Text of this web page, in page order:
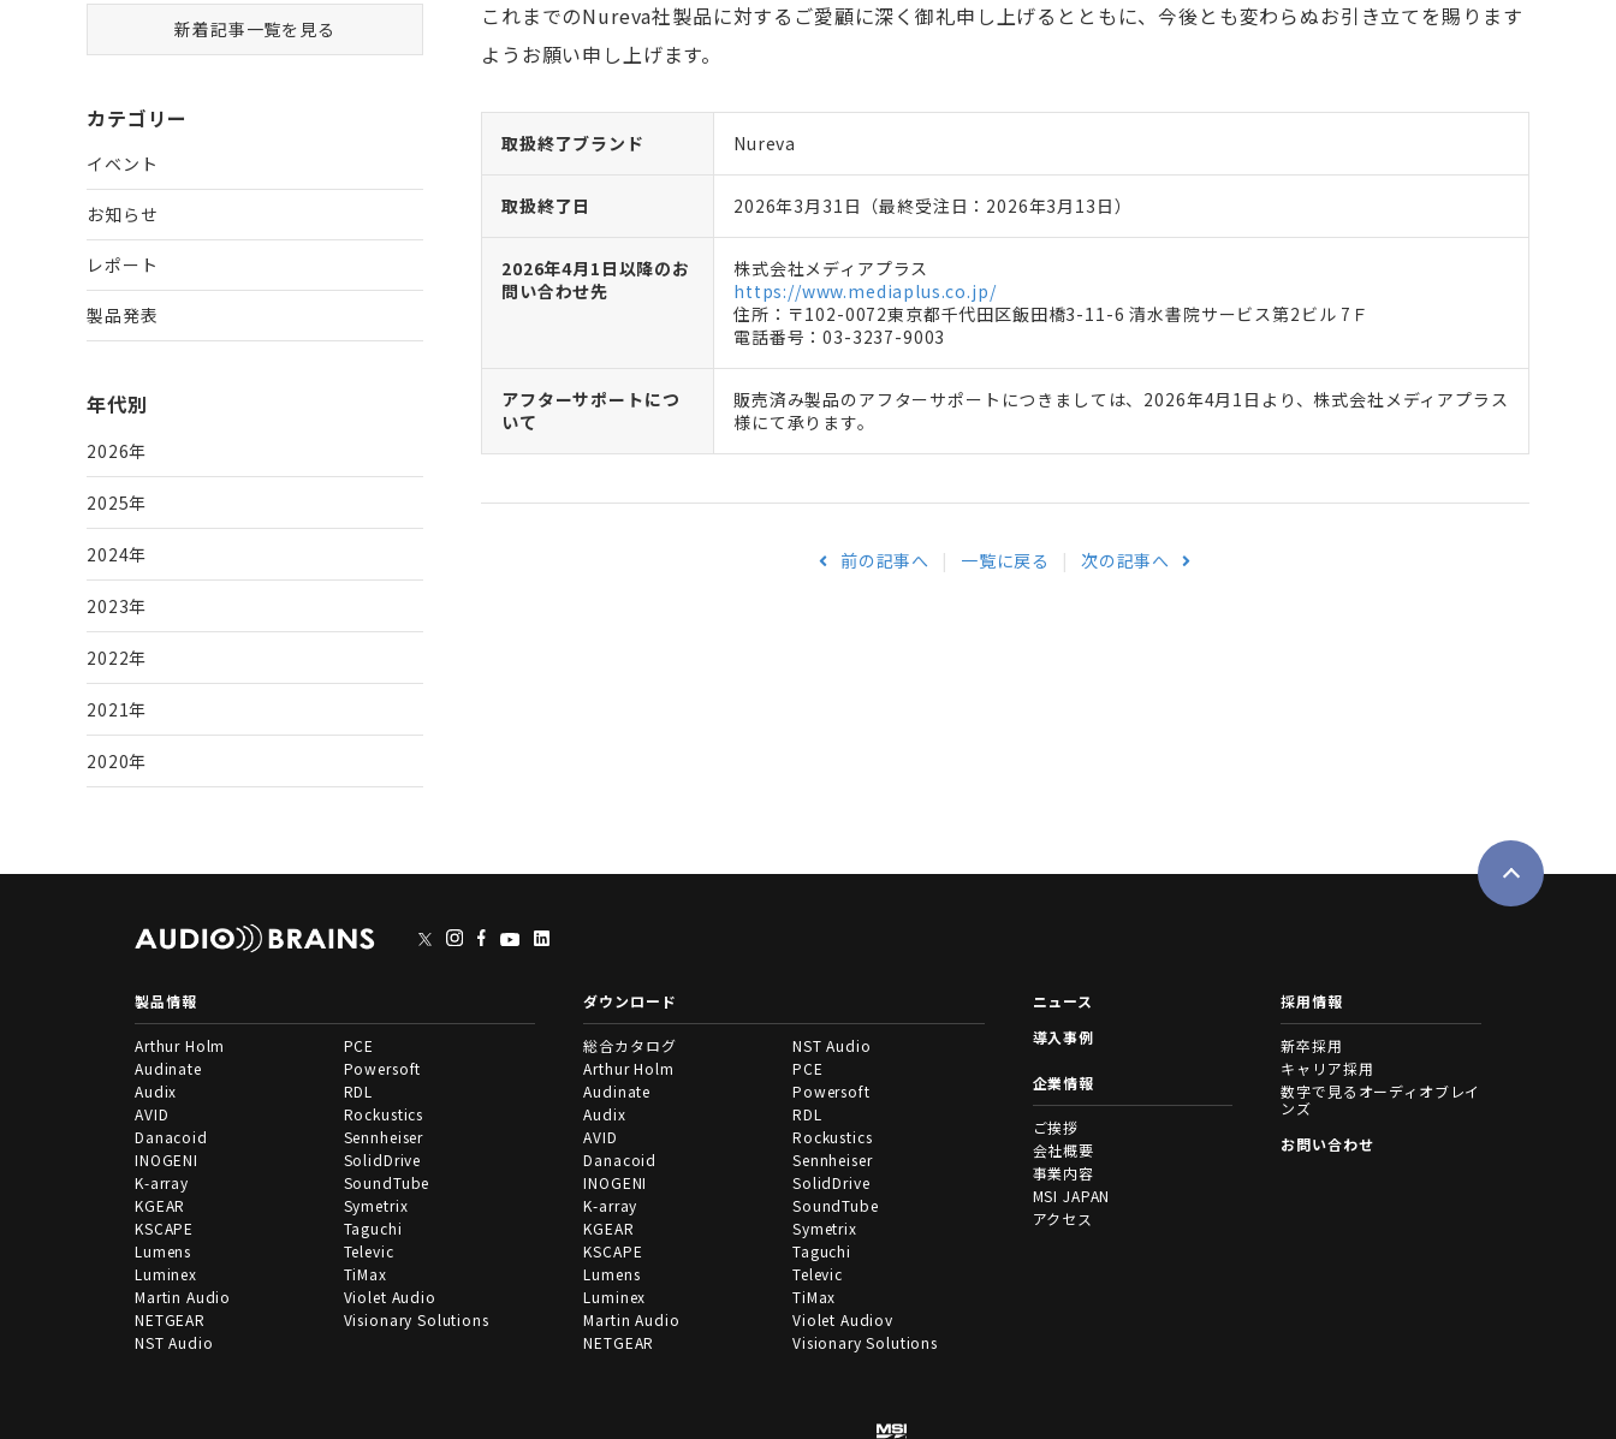
新着記事一覧を見る
カテゴリー
イベント
お知らせ
レポート
製品発表
年代別
2026年
2025年
2024年
2023年
2022年
2021年
2020年
これまでのNureva社製品に対するご愛顧に深く御礼申し上げるとともに、今後とも変わらぬお引き立てを賜ります
ようお願い申し上げます。
取扱終了ブランド Nureva
取扱終了日 2026年3月31日（最終受注日：2026年3月13日）
2026年4月1日以降のお
問い合わせ先
株式会社メディアプラス
https://www.mediaplus.co.jp/
住所：〒102-0072東京都千代田区飯田橋3-11-6 清水書院サービス第2ビル 7Ｆ
電話番号：03-3237-9003
アフターサポートにつ
いて
販売済み製品のアフターサポートにつきましては、2026年4月1日より、株式会社メディアプラス
様にて承ります。
前の記事へ 一覧に戻る 次の記事へ
製品情報
Arthur Holm
Audinate
Audix
AVID
Danacoid
INOGENI
K-array
KGEAR
KSCAPE
Lumens
Luminex
Martin Audio
NETGEAR
NST Audio
PCE
Powersoft
RDL
Rockustics
Sennheiser
SolidDrive
SoundTube
Symetrix
Taguchi
Televic
TiMax
Violet Audio
Visionary Solutions
ダウンロード
総合カタログ
Arthur Holm
Audinate
Audix
AVID
Danacoid
INOGENI
K-array
KGEAR
KSCAPE
Lumens
Luminex
Martin Audio
NETGEAR
NST Audio
PCE
Powersoft
RDL
Rockustics
Sennheiser
SolidDrive
SoundTube
Symetrix
Taguchi
Televic
TiMax
Violet Audiov
Visionary Solutions
ニュース
導入事例
企業情報
ご挨拶
会社概要
事業内容
MSI JAPAN
アクセス
採用情報
新卒採用
キャリア採用
数字で見るオーディオブレイ
ンズ
お問い合わせ